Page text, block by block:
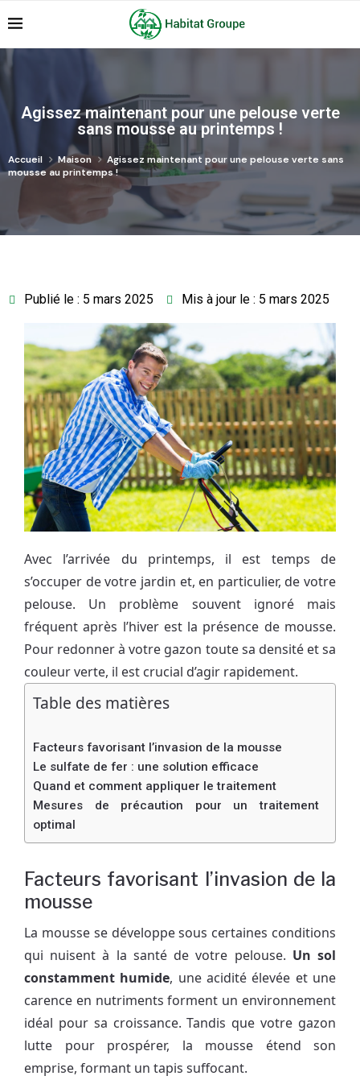
Agissez maintenant pour une pelouse verte
sans mousse au printemps !
Accueil Maison
Agissez maintenant pour une pelouse verte sans
mousse au printemps !
Publié le : 5 mars 2025 Mis à jour le : 5 mars 2025
Avec l’arrivée du printemps, il est temps de
s’occuper de votre jardin et, en particulier, de votre
pelouse. Un problème souvent ignoré mais
fréquent après l’hiver est la présence de mousse.
Pour redonner à votre gazon toute sa densité et sa
couleur verte, il est crucial d’agir rapidement.
Table des matières
Facteurs favorisant l’invasion de la mousse
Le sulfate de fer : une solution efficace
Quand et comment appliquer le traitement
Mesures de précaution pour un traitement
optimal
Facteurs favorisant l’invasion de la
mousse
La mousse se développe sous certaines conditions
qui nuisent à la santé de votre pelouse. Un sol
constamment humide, une acidité élevée et une
carence en nutriments forment un environnement
idéal pour sa croissance. Tandis que votre gazon
lutte pour prospérer, la mousse étend son
emprise, formant un tapis suffocant.